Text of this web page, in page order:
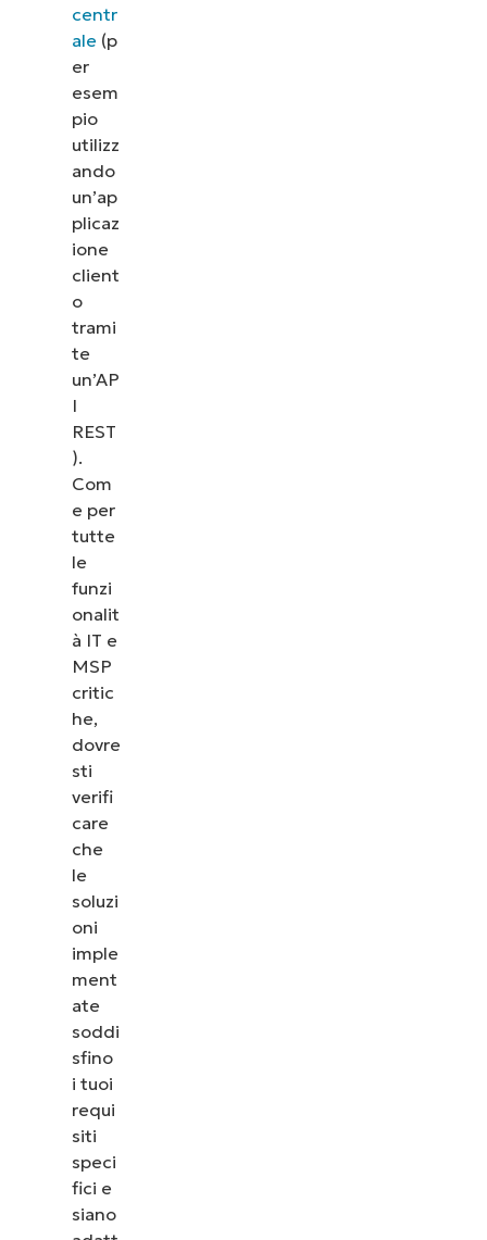
centr
ale(p
er
esem
pio
utilizz
ando
un’ap
plicaz
ione
client
o
trami
te
un’AP
I
REST
).
Com
e per
tutte
le
funzi
onalit
à IT e
MSP
critic
he,
dovre
sti
verifi
care
che
le
soluzi
oni
imple
ment
ate
soddi
sfino
i tuoi
requi
siti
speci
fici e
siano